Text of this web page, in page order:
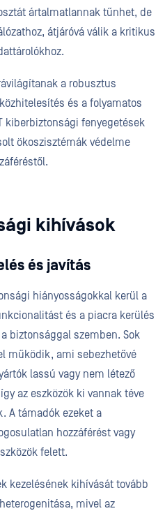
ártalmatlannak tűnhet, de
átjáróvá válik a kritikus
a robusztus
és a folyamatos
kiberbiztonsági fenyegetések
ökoszisztémák védelme
kihívások
és javítás
hiányosságokkal kerül a
és a piacra kerülés
biztonsággal szemben. Sok
működik, ami sebezhetővé
lassú vagy nem létező
az eszközök ki vannak téve
A támadók ezeket a
hozzáférést vagy
felett.
kezelésének kihívását tovább
mivel az